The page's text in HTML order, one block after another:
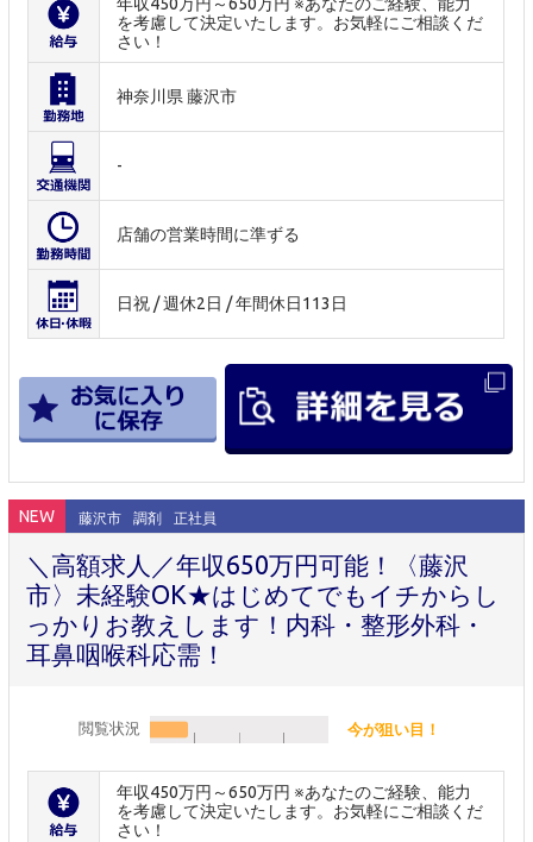
を考慮して決定いたします。お気軽にご相談くだ
さい！
神奈川県 藤沢市
-
店舗の営業時間に準ずる
日祝 / 週休2日 / 年間休日113日
NEW 藤沢市 調剤 正社員
＼高額求人／年収650万円可能！〈藤沢
市〉未経験OK★はじめてでもイチからし
っかりお教えします！内科・整形外科・
耳鼻咽喉科応需！
閲覧状況 今が狙い目！
年収450万円～650万円 ※あなたのご経験、能力
を考慮して決定いたします。お気軽にご相談くだ
さい！